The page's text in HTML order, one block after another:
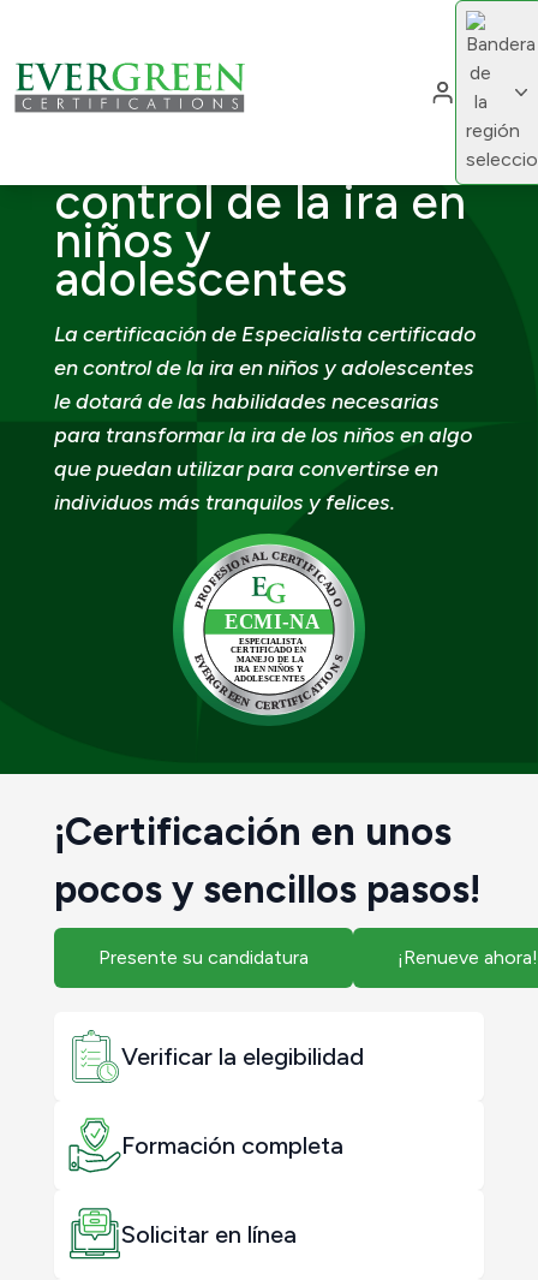
Cambiar
Especialista
control de la ira en
niños y
adolescentes
La certificación de Especialista certificado
en control de la ira en niños y adolescentes
le dotará de las habilidades necesarias
para transformar la ira de los niños en algo
que puedan utilizar para convertirse en
individuos más tranquilos y felices.
¡Certificación en unos
pocos y sencillos pasos!
Presente su candidatura ¡Renueve ahora!
Verificar la elegibilidad
Formación completa
Solicitar en línea